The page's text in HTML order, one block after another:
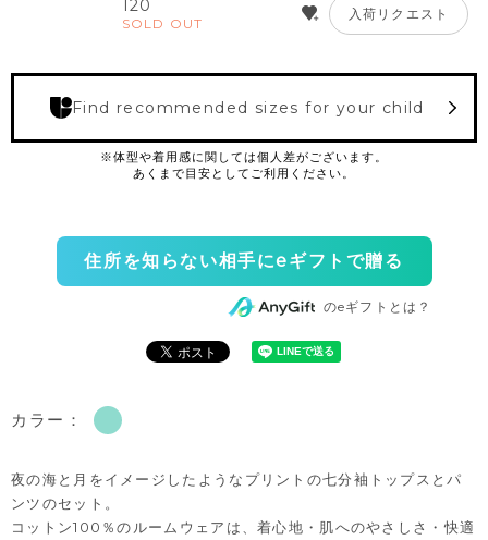
120
SOLD OUT
入荷リクエスト
Find recommended sizes for your child
住所を知らない相手にeギフトで贈る
のeギフトとは？
カラー：
夜の海と月をイメージしたようなプリントの七分袖トップスとパ
ンツのセット。
コットン100％のルームウェアは、着心地・肌へのやさしさ・快適